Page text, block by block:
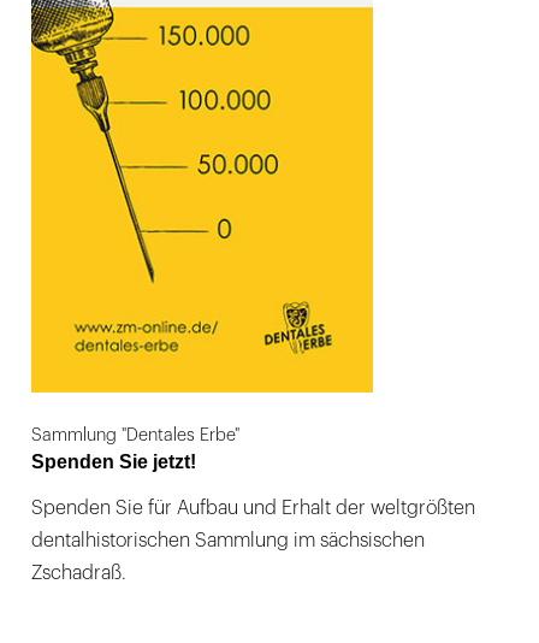
Sammlung "Dentales Erbe"
Spenden Sie jetzt!
Spenden Sie für Aufbau und Erhalt der weltgrößten
dentalhistorischen Sammlung im sächsischen
Zschadraß.